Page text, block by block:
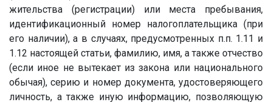
жительства (регистрации) или места пребывания,
идентификационный номер налогоплательщика (при
его наличии), а в случаях, предусмотренных п.п. 1.11 и
1.12 настоящей статьи, фамилию, имя, а также отчество
(если иное не вытекает из закона или национального
обычая), серию и номер документа, удостоверяющего
личность, а также иную информацию, позволяющую